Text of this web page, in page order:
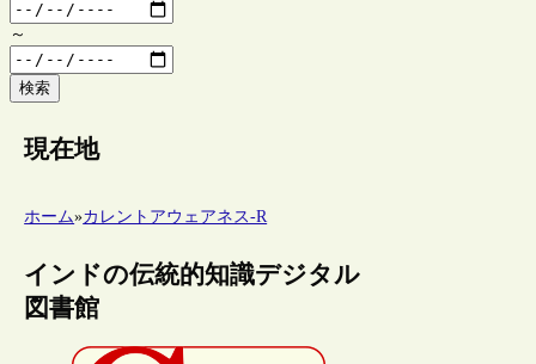
～
検索
現在地
ホーム»カレントアウェアネス-R
インドの伝統的知識デジタル
図書館